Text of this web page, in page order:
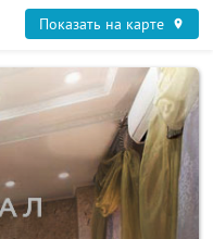
Показать на карте